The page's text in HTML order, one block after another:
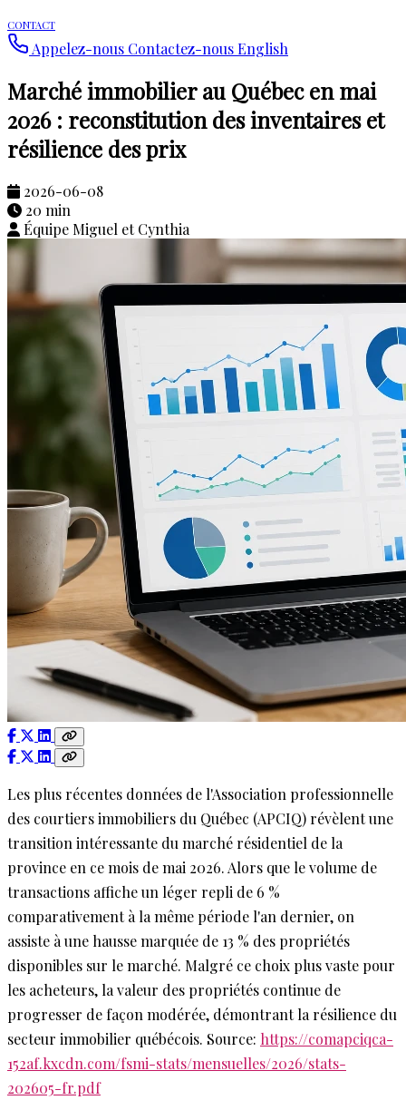
CONTACT
Appelez-nous Contactez-nousEnglish
Marché immobilier au Québec en mai
2026 : reconstitution des inventaires et
résilience des prix
2026-06-08
20 min
Équipe Miguel et Cynthia
Les plus récentes données de l'Association professionnelle
des courtiers immobiliers du Québec (APCIQ) révèlent une
transition intéressante du marché résidentiel de la
province en ce mois de mai 2026. Alors que le volume de
transactions affiche un léger repli de 6 %
comparativement à la même période l'an dernier, on
assiste à une hausse marquée de 13 % des propriétés
disponibles sur le marché. Malgré ce choix plus vaste pour
les acheteurs, la valeur des propriétés continue de
progresser de façon modérée, démontrant la résilience du
secteur immobilier québécois. Source: https://comapciqca-
152af.kxcdn.com/fsmi-stats/mensuelles/2026/stats-
202605-fr.pdf